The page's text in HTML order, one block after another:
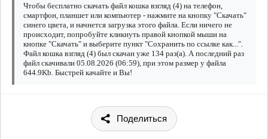
Чтобы бесплатно скачать файл кошка взгляд (4) на телефон,
смартфон, планшет или компьютер - нажмите на кнопку "Скачать"
синего цвета, и начнется загрузка этого файла. Если ничего не
происходит, попробуйте кликнуть правой кнопкой мыши на
кнопке "Скачать" и выберите пункт "Сохранить по ссылке как...".
Файл кошка взгляд (4) был скачан уже 134 раз(а). А последний раз
файл скачивали 05.08.2026 (06:59), при этом размер у файла
644.9Kb. Быстрей качайте и Вы!
Поделиться